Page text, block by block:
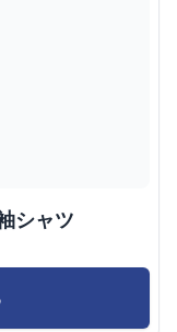
シャツ